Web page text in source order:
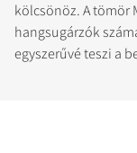
kölcsönöz. A tömör
hangsugárzók
egyszerűvé teszi a